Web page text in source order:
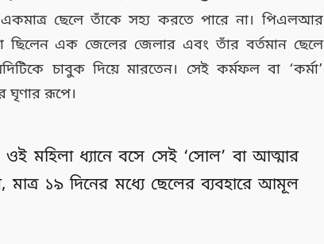
ছেলে তাঁকে সহ্য করতে পারে না। পিএলআর
ছিলেন এক জেলের জেলার এবং তাঁর বর্তমান ছেলে
চাবুক দিয়ে মারতেন। সেই কর্মফল বা ‘কর্মা’
ঘৃণার রূপে।
ওই মহিলা ধ্যানে বসে সেই ‘সোল’ বা আত্মার
মাত্র ১৯ দিনের মধ্যে ছেলের ব্যবহারে আমূল